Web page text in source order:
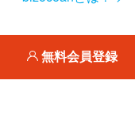
無料会員登録